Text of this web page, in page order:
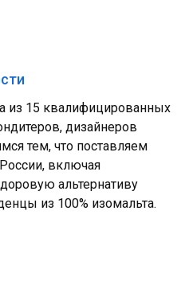
из 15 квалифицированных
дизайнеров
тем, что поставляем
включая
альтернативу
из 100% изомальта.